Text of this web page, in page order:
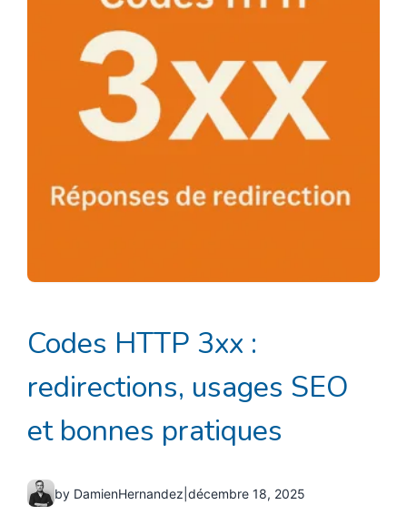
Codes HTTP 3xx :
redirections, usages SEO
et bonnes pratiques
by DamienHernandez décembre 18, 2025